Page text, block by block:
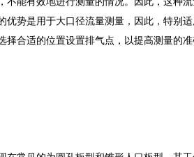
势是用于大口径流量测量，因此，特
合适的位置设置排气点，以提高测量的准